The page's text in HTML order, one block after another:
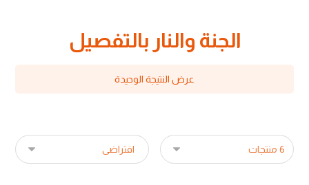
الجنة والنار بالتفصيل
عرض النتيجة الوحيدة